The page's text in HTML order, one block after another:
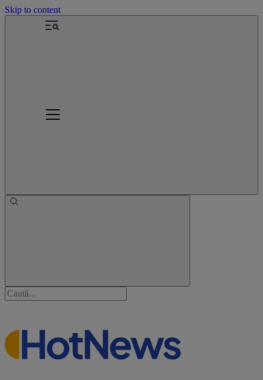
Skip to content